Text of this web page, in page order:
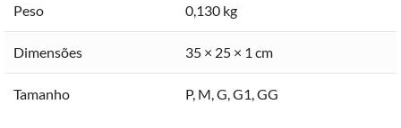
Peso 0,130 kg
Dimensões 35 × 25 × 1 cm
Tamanho P, M G G1 GG